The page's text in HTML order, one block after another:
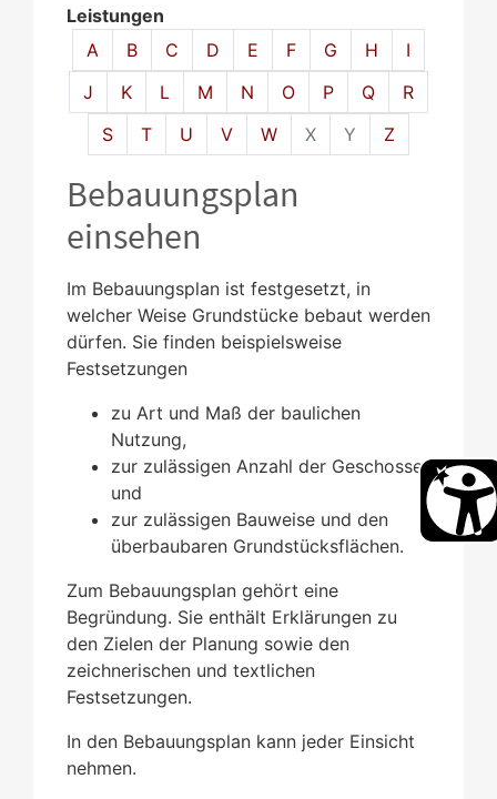
Leistungen
Alphabetisches Register überspringen
A B C D E F G H
I
J
K L M N O P Q
R
S
T U V W X Y Z
Bebauungsplan
einsehen
Im Bebauungsplan ist festgesetzt, in
welcher Weise Grundstücke bebaut werden
dürfen. Sie finden beispielsweise
Festsetzungen
zu Art und Maß der baulichen
Nutzung,
zur zulässigen Anzahl der Geschosse
und
zur zulässigen Bauweise und den
überbaubaren Grundstücksflächen.
Zum Bebauungsplan gehört eine
Begründung. Sie enthält Erklärungen zu
den Zielen der Planung sowie den
zeichnerischen und textlichen
Festsetzungen.
In den Bebauungsplan kann jeder Einsicht
nehmen.